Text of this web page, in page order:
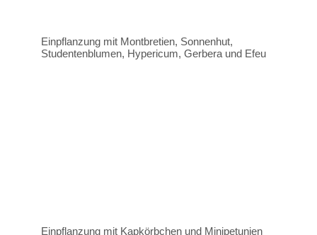
Einpflanzung mit Montbretien, Sonnenhut,
Studentenblumen, Hypericum, Gerbera und Efeu
Einpflanzung mit Kapkörbchen und Minipetunien